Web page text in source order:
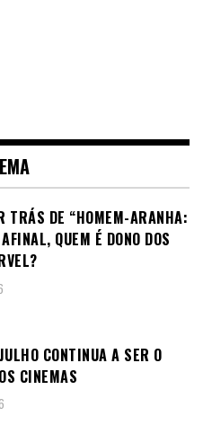
TRÁS DE “HOMEM-ARANHA:
QUEM É DONO DOS
CONTINUA A SER O
CINEMAS